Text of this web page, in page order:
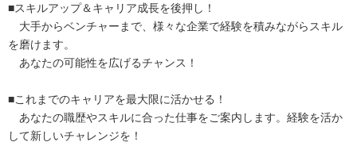
■スキルアップ＆キャリア成長を後押し！
大手からベンチャーまで、様々な企業で経験を積みながらスキル
を磨けます。
あなたの可能性を広げるチャンス！
■これまでのキャリアを最大限に活かせる！
あなたの職歴やスキルに合った仕事をご案内します。経験を活か
して新しいチャレンジを！